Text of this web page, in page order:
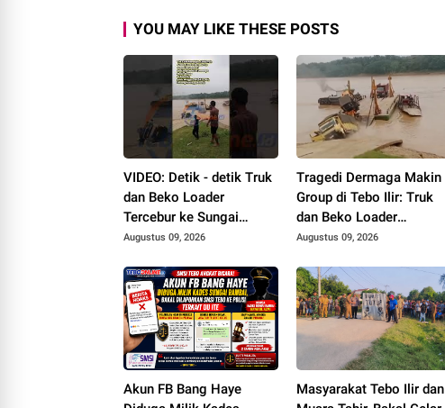
YOU MAY LIKE THESE POSTS
VIDEO: Detik - detik Truk
dan Beko Loader
Tercebur ke Sungai
Batanghari di Ponton
Augustus 09, 2026
Tragedi Dermaga Makin
Group di Tebo Ilir: Truk
dan Beko Loader
Terguling, 1 Karyawan
Augustus 09, 2026
Akun FB Bang Haye
Masyarakat Tebo Ilir dan